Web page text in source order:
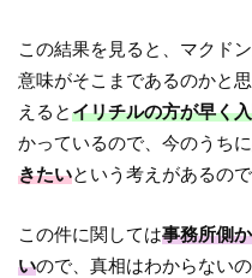
この結果を見ると、マクド
意味がそこまであるのかと
えるとイリチルの方が早く
かっているので、今のうちに
きたいという考えがあるの
この件に関しては事務所側
いので、真相はわからない